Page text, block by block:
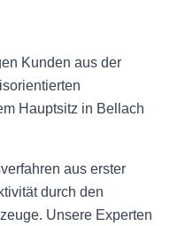
Kunden aus der
Hauptsitz in Bellach
aus erster
durch den
Unsere Experten